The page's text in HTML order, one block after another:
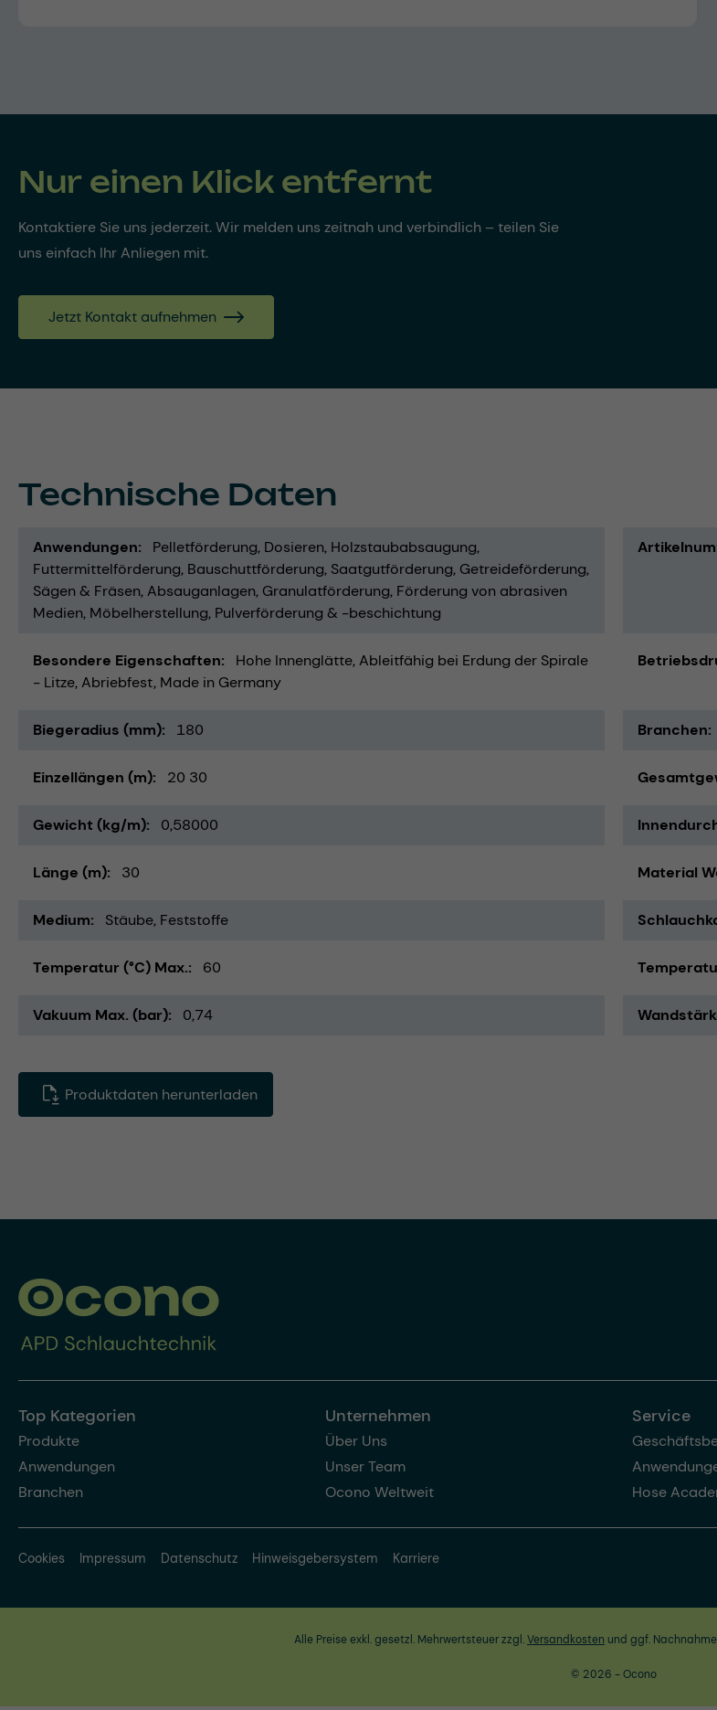
Nur einen Klick entfernt
Kontaktiere Sie uns jederzeit. Wir melden uns zeitnah und verbindlich – teilen Sie
uns einfach Ihr Anliegen mit.
Jetzt Kontakt aufnehmen
Technische Daten
Anwendungen Pelletförderung Dosieren Holzstaubabsaugung
Futtermittelförderung Bauschuttförderung Saatgutförderung Getreideförderung
Sägen & Fräsen Absauganlagen Granulatförderung Förderung von abrasiven
Medien Möbelherstellung Pulverförderung & -beschichtung
Besondere Eigenschaften Hohe Innenglätte Ableitfähig bei Erdung der Spirale
- Litze Abriebfest Made in Germany
Biegeradius (mm) 180 Branchen
Einzellängen (m) 20 30
Gewicht (kg/m) 0,58000
Länge (m) 30 Material
Medium Stäube Feststoffe
Temperatur (°C) Max. 60
Vakuum Max. (bar) 0,74
Produktdaten herunterladen
Top Kategorien
Produkte
Anwendungen
Branchen
Unternehmen
Über Uns
Unser Team
Ocono Weltweit
Service
Hose
Cookies Impressum Datenschutz Hinweisgebersystem Karriere
Alle Preise exkl. gesetzl. Mehrwertsteuer zzgl.Versandkosten und ggf.
© 2026 - Ocono